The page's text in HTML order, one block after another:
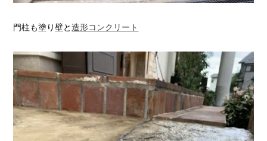
門柱も塗り壁と造形コンクリート